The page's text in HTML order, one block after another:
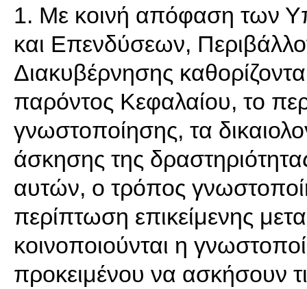
1. Με κοινή απόφαση των
και Επενδύσεων,
Διακυβέρνησης
παρόντος Κεφαλαίου, το
γνωστοποίησης, τα
άσκησης της
αυτών, ο τρόπος
περίπτωση επικείμενης
κοινοποιούνται η
προκειμένου να ασκήσουν